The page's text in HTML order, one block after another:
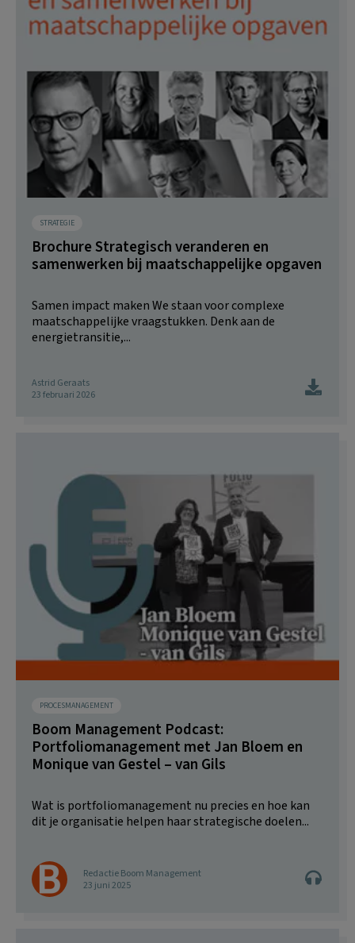
STRATEGIE
Brochure Strategisch veranderen en
samenwerken bij maatschappelijke opgaven
Samen impact maken We staan voor complexe
maatschappelijke vraagstukken. Denk aan de
energietransitie,...
Astrid Geraats
23 februari 2026
PROCESMANAGEMENT
Boom Management Podcast:
Portfoliomanagement met Jan Bloem en
Monique van Gestel – van Gils
Wat is portfoliomanagement nu precies en hoe kan
dit je organisatie helpen haar strategische doelen...
Redactie Boom Management
23 juni 2025